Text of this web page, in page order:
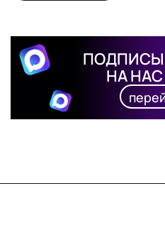
НА НАС